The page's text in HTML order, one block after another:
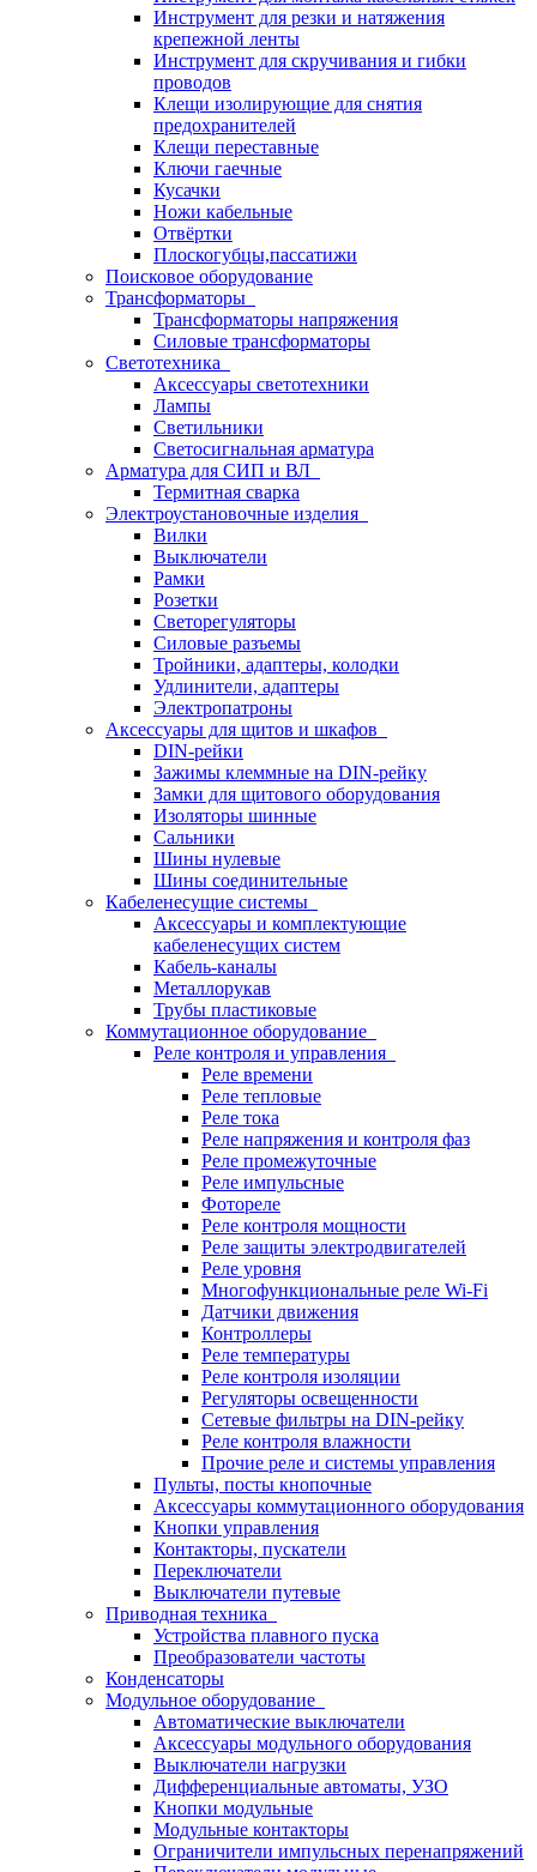
Инструмент для резки и натяжения
крепежной ленты
Инструмент для скручивания и гибки
проводов
Клещи изолирующие для снятия
предохранителей
Клещи переставные
Ключи гаечные
Кусачки
Ножи кабельные
Отвёртки
Плоскогубцы,пассатижи
Поисковое оборудование
Трансформаторы
Трансформаторы напряжения
Силовые трансформаторы
Светотехника
Аксессуары светотехники
Лампы
Светильники
Светосигнальная арматура
Арматура для СИП и ВЛ
Термитная сварка
Электроустановочные изделия
Вилки
Выключатели
Рамки
Розетки
Светорегуляторы
Силовые разъемы
Тройники, адаптеры, колодки
Удлинители, адаптеры
Электропатроны
Аксессуары для щитов и шкафов
DIN-рейки
Зажимы клеммные на DIN-рейку
Замки для щитового оборудования
Изоляторы шинные
Сальники
Шины нулевые
Шины соединительные
Кабеленесущие системы
Аксессуары и комплектующие
кабеленесущих систем
Кабель-каналы
Металлорукав
Трубы пластиковые
Коммутационное оборудование
Реле контроля и управления
Реле времени
Реле тепловые
Реле тока
Реле напряжения и контроля фаз
Реле промежуточные
Реле импульсные
Фотореле
Реле контроля мощности
Реле защиты электродвигателей
Реле уровня
Многофункциональные реле Wi-Fi
Датчики движения
Контроллеры
Реле температуры
Реле контроля изоляции
Регуляторы освещенности
Сетевые фильтры на DIN-рейку
Реле контроля влажности
Прочие реле и системы управления
Пульты, посты кнопочные
Аксессуары коммутационного оборудования
Кнопки управления
Контакторы, пускатели
Переключатели
Выключатели путевые
Приводная техника
Устройства плавного пуска
Преобразователи частоты
Конденсаторы
Модульное оборудование
Автоматические выключатели
Аксессуары модульного оборудования
Выключатели нагрузки
Дифференциальные автоматы, УЗО
Кнопки модульные
Модульные контакторы
Ограничители импульсных перенапряжений